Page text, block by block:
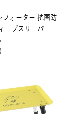
フォーター 抗菌防
ープスリーパー